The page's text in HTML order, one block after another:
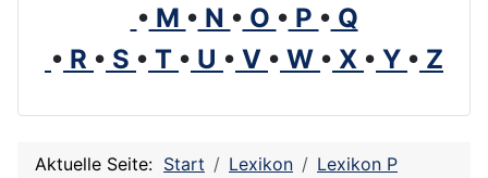
• M • N • O • P • Q
• R • S • T • U • V • W • X • Y • Z
Aktuelle Seite: Start Lexikon
Lexikon P